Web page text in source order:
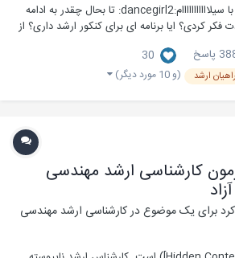
موفقیت اتفاقی نیست..... با سیلااااااااااام:dancegirl2: تا بحال چقدر به ادامه
ایا برنامه ای برای کنکور ارشد داری؟ از
از الان...
30
ارشد (و 10 مورد دیگر)
کارشناسی ارشد مهندسی
برای یک موضوع درکارشناسی ارشد مهندسی